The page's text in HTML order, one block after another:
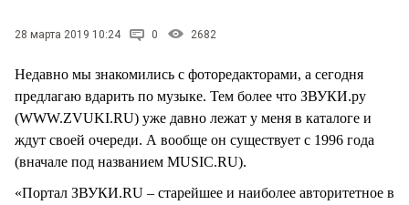
28 марта 2019 10:24 0 2682
Недавно мы знакомились с фоторедакторами, а сегодня
предлагаю вдарить по музыке. Тем более что ЗВУКИ.ру
(WWW.ZVUKI.RU) уже давно лежат у меня в каталоге и
ждут своей очереди. А вообще он существует с 1996 года
(вначале под названием MUSIC.RU).
«Портал ЗВУКИ.RU – старейшее и наиболее авторитетное в